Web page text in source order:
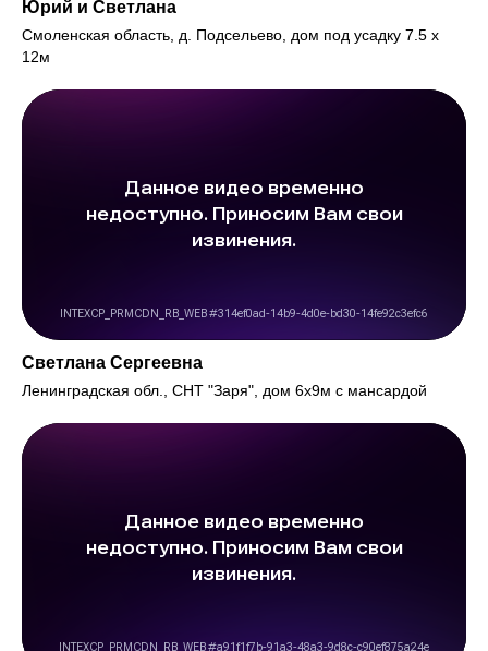
Юрий и Светлана
Смоленская область, д. Подсельево, дом под усадку 7.5 х
12м
Светлана Сергеевна
Ленинградская обл., СНТ "Заря", дом 6х9м с мансардой